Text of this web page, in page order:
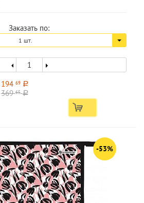
Заказать по:
1 шт.
194 69 a
36965 a
-53%